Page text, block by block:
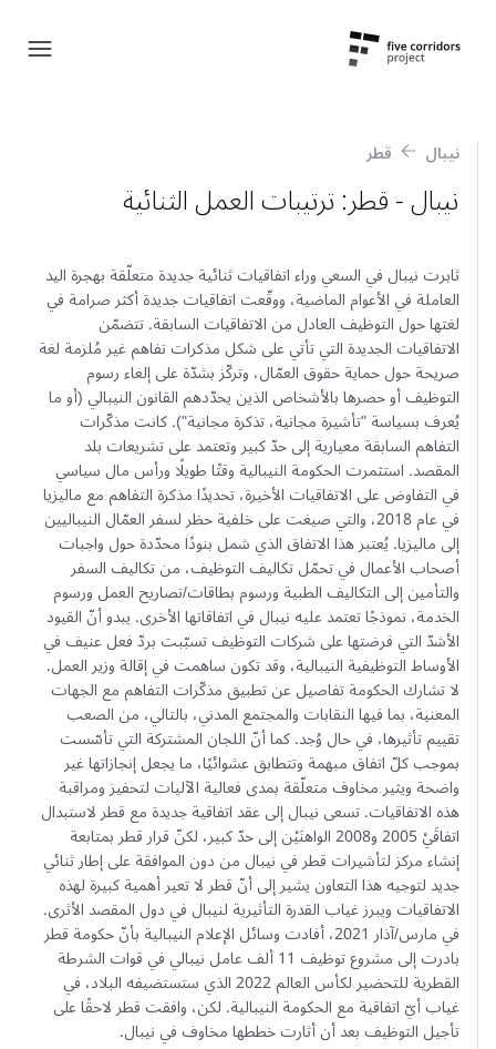
نيبال قطر
نيبال - قطر: ترتيبات العمل الثنائية
ثابرت نيبال في السعي وراء اتفاقيات ثنائية جديدة متعلّقة بهجرة اليد
العاملة في الأعوام الماضية، ووقّعت اتفاقيات جديدة أكثر صرامة في
لغتها حول التوظيف العادل من الاتفاقيات السابقة. تتضمّن
الاتفاقيات الجديدة التي تأتي على شكل مذكرات تفاهم غير مُلزمة لغة
صريحة حول حماية حقوق العمّال، وتركّز بشدّة على إلغاء رسوم
التوظيف أو حصرها بالأشخاص الذين يحدّدهم القانون النيبالي (أو ما
يُعرف بسياسة "تأشيرة مجانية، تذكرة مجانية"). كانت مذكّرات
التفاهم السابقة معيارية إلى حدّ كبير وتعتمد على تشريعات بلد
المقصد. استثمرت الحكومة النيبالية وقتًا طويلًا ورأس مال سياسي
في التفاوض على الاتفاقيات الأخيرة، تحديدًا مذكرة التفاهم مع ماليزيا
في عام 2018، والتي صيغت على خلفية حظر لسفر العمّال النيباليين
إلى ماليزيا. يُعتبر هذا الاتفاق الذي شمل بنودًا محدّدة حول واجبات
أصحاب الأعمال في تحمّل تكاليف التوظيف، من تكاليف السفر
والتأمين إلى التكاليف الطبية ورسوم بطاقات/تصاريح العمل ورسوم
الخدمة، نموذجًا تعتمد عليه نيبال في اتفاقاتها الأخرى. يبدو أنّ القيود
الأشدّ التي فرضتها على شركات التوظيف تسبّبت بردّ فعل عنيف في
الأوساط التوظيفية النيبالية، وقد تكون ساهمت في إقالة وزير العمل.
لا تشارك الحكومة تفاصيل عن تطبيق مذكّرات التفاهم مع الجهات
المعنية، بما فيها النقابات والمجتمع المدني، بالتالي، من الصعب
تقييم تأثيرها، في حال وُجد. كما أنّ اللجان المشتركة التي تأسّست
بموجب كلّ اتفاق مبهمة وتتطابق عشوائيًا، ما يجعل إنجازاتها غير
واضحة ويثير مخاوف متعلّقة بمدى فعالية الآليات لتحفيز ومراقبة
هذه الاتفاقيات. تسعى نيبال إلى عقد اتفاقية جديدة مع قطر لاستبدال
اتفاقَيْ 2005 و2008 الواهنَيْن إلى حدّ كبير، لكنّ قرار قطر بمتابعة
إنشاء مركز لتأشيرات قطر في نيبال من دون الموافقة على إطار ثنائي
جديد لتوجيه هذا التعاون يشير إلى أنّ قطر لا تعير أهمية كبيرة لهذه
الاتفاقيات ويبرز غياب القدرة التأثيرية لنيبال في دول المقصد الأثرى.
في مارس/آذار 2021، أفادت وسائل الإعلام النيبالية بأنّ حكومة قطر
بادرت إلى مشروع توظيف 11 ألف عامل نيبالي في قوات الشرطة
القطرية للتحضير لكأس العالم 2022 الذي ستستضيفه البلاد، في
غياب أيّ اتفاقية مع الحكومة النيبالية. لكن، وافقت قطر لاحقًا على
تأجيل التوظيف بعد أن أثارت خططها مخاوف في نيبال.